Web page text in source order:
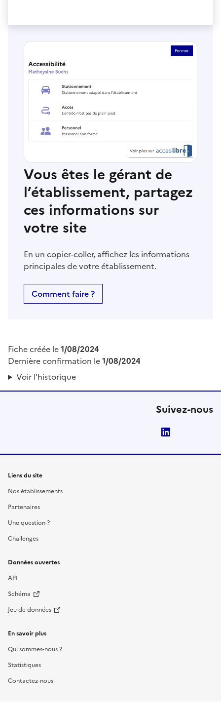
Vous êtes le gérant de
l’établissement, partagez
ces informations sur
votre site
En un copier-coller, affichez les informations
principales de votre établissement.
Comment faire ?
Fiche créée le1/08/2024
Dernière confirmation le1/08/2024
Voir l'historique
Suivez-nous
Liens du site
Nos établissements
Partenaires
Une question ?
Challenges
Données ouvertes
API
Schéma
Jeu de données
En savoir plus
Qui sommes-nous ?
Statistiques
Contactez-nous